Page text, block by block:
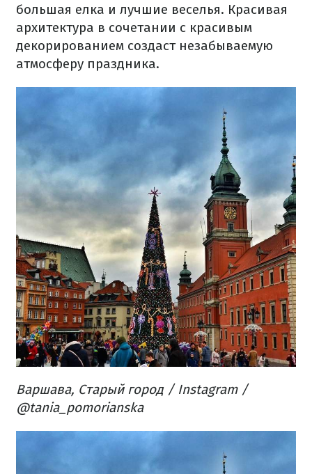
большая елка и лучшие веселья. Красивая
архитектура в сочетании с красивым
декорированием создаст незабываемую
атмосферу праздника.
Варшава, Старый город / Instagram /
@tania_pomorianska